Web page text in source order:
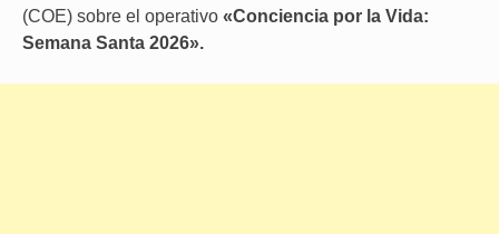
(COE) sobre el operativo «Conciencia por la Vida:
Semana Santa 2026».